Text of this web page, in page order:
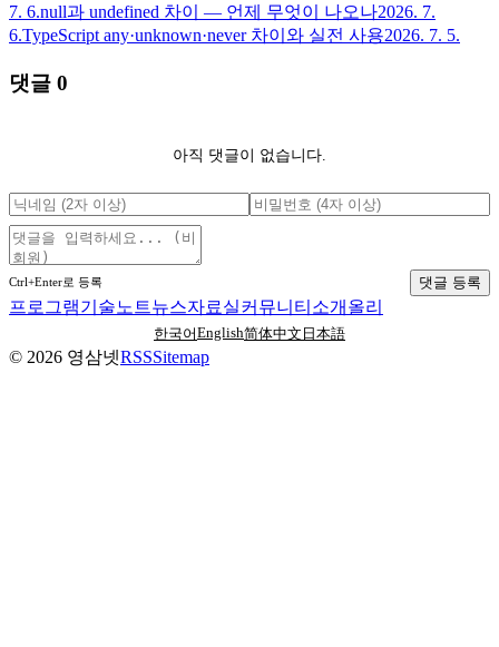
7. 6.null과 undefined 차이 — 언제 무엇이 나오나2026. 7.
6.TypeScript any·unknown·never 차이와 실전 사용2026. 7. 5.
댓글 0
아직 댓글이 없습니다.
Ctrl+Enter로 등록 댓글 등록
프로그램기술노트뉴스자료실커뮤니티 소개 올리
한국어English简体中文 日本語
© 2026 영삼넷RSSSitemap